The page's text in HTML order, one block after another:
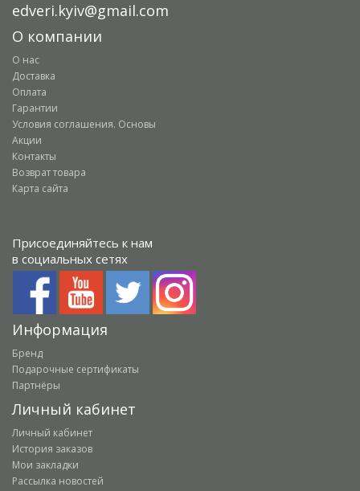
edveri.kyiv@gmail.com
О компании
О нас
Доставка
Оплата
Гарантии
Условия соглашения. Основы
Акции
Контакты
Возврат товара
Карта сайта
Присоединяйтесь к нам
в социальных сетях
Информация
Бренд
Подарочные сертификаты
Партнёры
Личный кабинет
Личный кабинет
История заказов
Мои закладки
Рассылка новостей